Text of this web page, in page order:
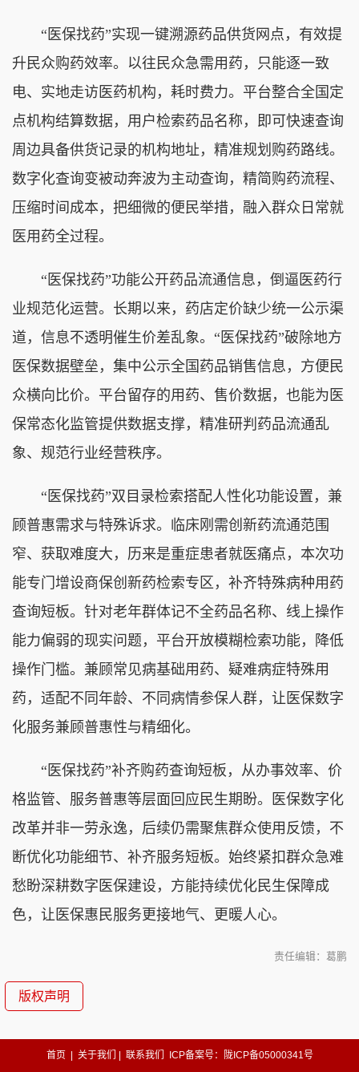
“医保找药”实现一键溯源药品供货网点，有效提
升民众购药效率。以往民众急需用药，只能逐一致
电、实地走访医药机构，耗时费力。平台整合全国定
点机构结算数据，用户检索药品名称，即可快速查询
周边具备供货记录的机构地址，精准规划购药路线。
数字化查询变被动奔波为主动查询，精简购药流程、
压缩时间成本，把细微的便民举措，融入群众日常就
医用药全过程。
“医保找药”功能公开药品流通信息，倒逼医药行
业规范化运营。长期以来，药店定价缺少统一公示渠
道，信息不透明催生价差乱象。“医保找药”破除地方
医保数据壁垒，集中公示全国药品销售信息，方便民
众横向比价。平台留存的用药、售价数据，也能为医
保常态化监管提供数据支撑，精准研判药品流通乱
象、规范行业经营秩序。
“医保找药”双目录检索搭配人性化功能设置，兼
顾普惠需求与特殊诉求。临床刚需创新药流通范围
窄、获取难度大，历来是重症患者就医痛点，本次功
能专门增设商保创新药检索专区，补齐特殊病种用药
查询短板。针对老年群体记不全药品名称、线上操作
能力偏弱的现实问题，平台开放模糊检索功能，降低
操作门槛。兼顾常见病基础用药、疑难病症特殊用
药，适配不同年龄、不同病情参保人群，让医保数字
化服务兼顾普惠性与精细化。
“医保找药”补齐购药查询短板，从办事效率、价
格监管、服务普惠等层面回应民生期盼。医保数字化
改革并非一劳永逸，后续仍需聚焦群众使用反馈，不
断优化功能细节、补齐服务短板。始终紧扣群众急难
愁盼深耕数字医保建设，方能持续优化民生保障成
色，让医保惠民服务更接地气、更暖人心。
责任编辑：葛鹏
版权声明
首页| 关于我们 | 联系我们 ICP备案号：陇ICP备05000341号